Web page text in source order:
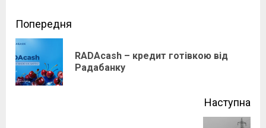
Continue
Reading
Попередня
RADAcash – кредит готівкою від
Радабанку
Наступна